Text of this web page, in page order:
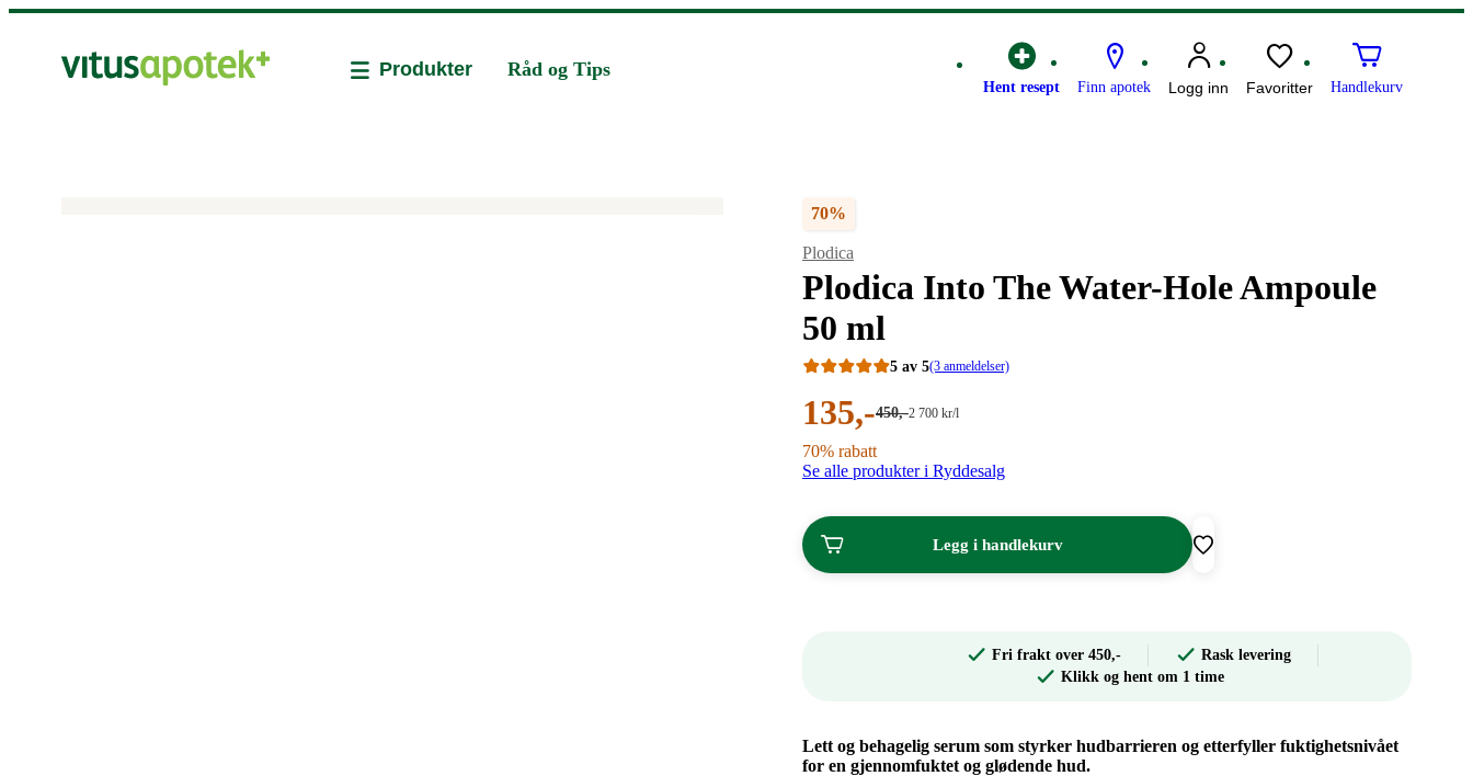
Hent resept Finn apotek Logg inn Favoritter Handlekurv
Produkter Råd og Tips
70%
Merke:
Plodica
Plodica Into The Water-Hole Ampoule
50 ml
5 av 5(3 anmeldelser)
Nåværende
pris:
135,00
kroner.
135,-Førpris:
kroner.
450,-Stykkpris:
kroner.
2 700 kr/l
70% rabatt
Se alle produkter i Ryddesalg
Legg i handlekurv
Fri frakt over 450,-
Rask levering
Klikk og hent om 1 time
Lett og behagelig serum som styrker hudbarrieren og etterfyller fuktighetsnivået
for en gjennomfuktet og glødende hud.